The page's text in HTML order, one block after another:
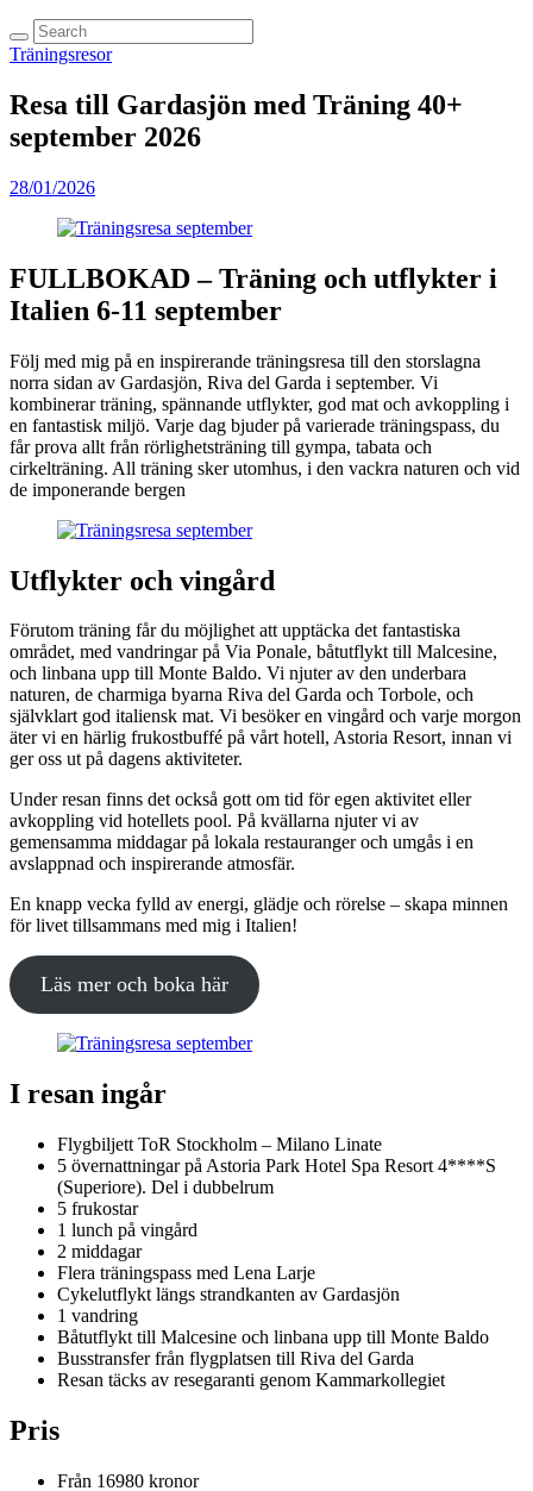
Träningsresor
Resa till Gardasjön med Träning 40+
september 2026
28/01/2026
FULLBOKAD – Träning och utflykter i
Italien 6-11 september
Följ med mig på en inspirerande träningsresa till den storslagna
norra sidan av Gardasjön, Riva del Garda i september. Vi
kombinerar träning, spännande utflykter, god mat och avkoppling i
en fantastisk miljö. Varje dag bjuder på varierade träningspass, du
får prova allt från rörlighetsträning till gympa, tabata och
cirkelträning. All träning sker utomhus, i den vackra naturen och vid
de imponerande bergen
Utflykter och vingård
Förutom träning får du möjlighet att upptäcka det fantastiska
området, med vandringar på Via Ponale, båtutflykt till Malcesine,
och linbana upp till Monte Baldo. Vi njuter av den underbara
naturen, de charmiga byarna Riva del Garda och Torbole, och
självklart god italiensk mat. Vi besöker en vingård och varje morgon
äter vi en härlig frukostbuffé på vårt hotell, Astoria Resort, innan vi
ger oss ut på dagens aktiviteter.
Under resan finns det också gott om tid för egen aktivitet eller
avkoppling vid hotellets pool. På kvällarna njuter vi av
gemensamma middagar på lokala restauranger och umgås i en
avslappnad och inspirerande atmosfär.
En knapp vecka fylld av energi, glädje och rörelse – skapa minnen
för livet tillsammans med mig i Italien!
Läs mer och boka här
I resan ingår
Flygbiljett ToR Stockholm – Milano Linate
5 övernattningar på Astoria Park Hotel Spa Resort 4****S
(Superiore). Del i dubbelrum
5 frukostar
1 lunch på vingård
2 middagar
Flera träningspass med Lena Larje
Cykelutflykt längs strandkanten av Gardasjön
1 vandring
Båtutflykt till Malcesine och linbana upp till Monte Baldo
Busstransfer från flygplatsen till Riva del Garda
Resan täcks av resegaranti genom Kammarkollegiet
Pris
Från 16980 kronor